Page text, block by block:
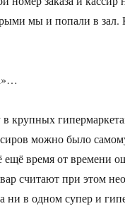
мы и попали в зал.
крупных
можно было
время от времени
считают при этом
в одном супер и